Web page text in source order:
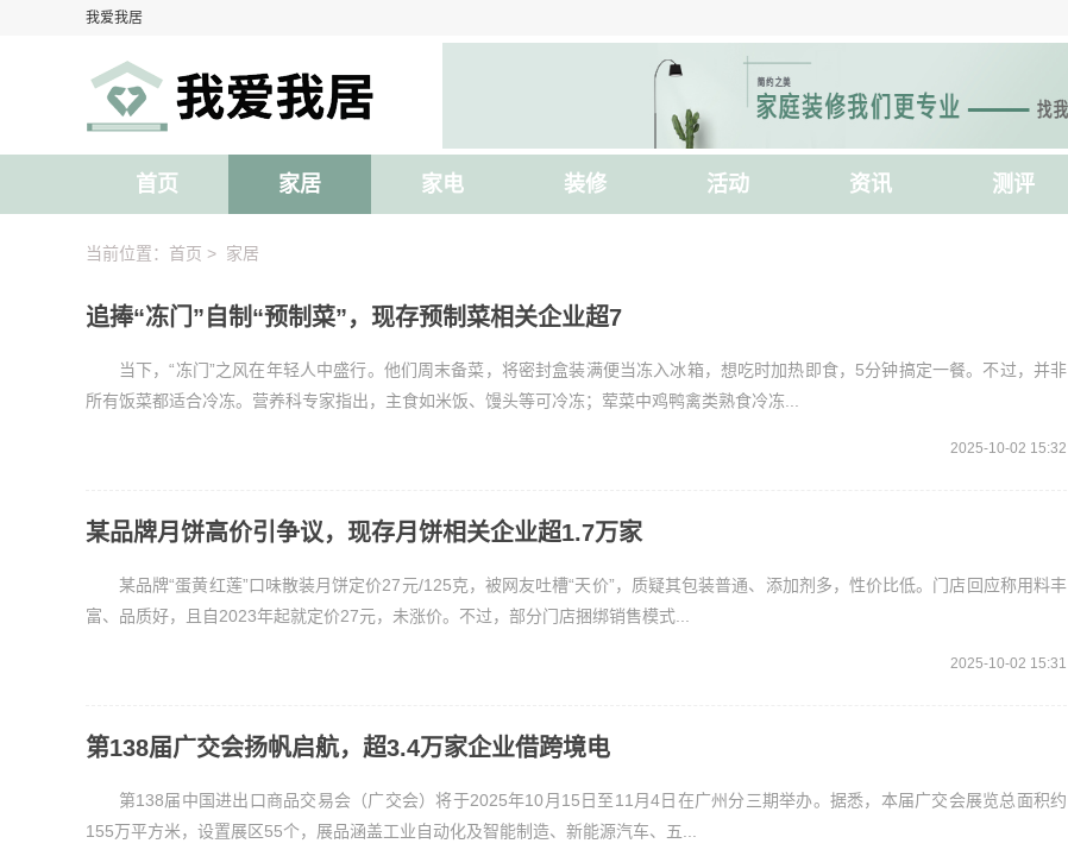
我爱我居
首页 家居 家电 装修 活动 资讯 测评
当前位置： 首页 > 家居
追捧“冻门”自制“预制菜”，现存预制菜相关企业超7
当下，“冻门”之风在年轻人中盛行。他们周末备菜，将密封盒装满便当冻入冰箱，想吃时加热即食，5分钟搞定一餐。不过，并非
所有饭菜都适合冷冻。营养科专家指出，主食如米饭、馒头等可冷冻；荤菜中鸡鸭禽类熟食冷冻...
2025-10-02 15:32
某品牌月饼高价引争议，现存月饼相关企业超1.7万家
某品牌“蛋黄红莲”口味散装月饼定价27元/125克，被网友吐槽“天价”，质疑其包装普通、添加剂多，性价比低。门店回应称用料丰
富、品质好，且自2023年起就定价27元，未涨价。不过，部分门店捆绑销售模式...
2025-10-02 15:31
第138届广交会扬帆启航，超3.4万家企业借跨境电
第138届中国进出口商品交易会（广交会）将于2025年10月15日至11月4日在广州分三期举办。据悉，本届广交会展览总面积约
155万平方米，设置展区55个，展品涵盖工业自动化及智能制造、新能源汽车、五...